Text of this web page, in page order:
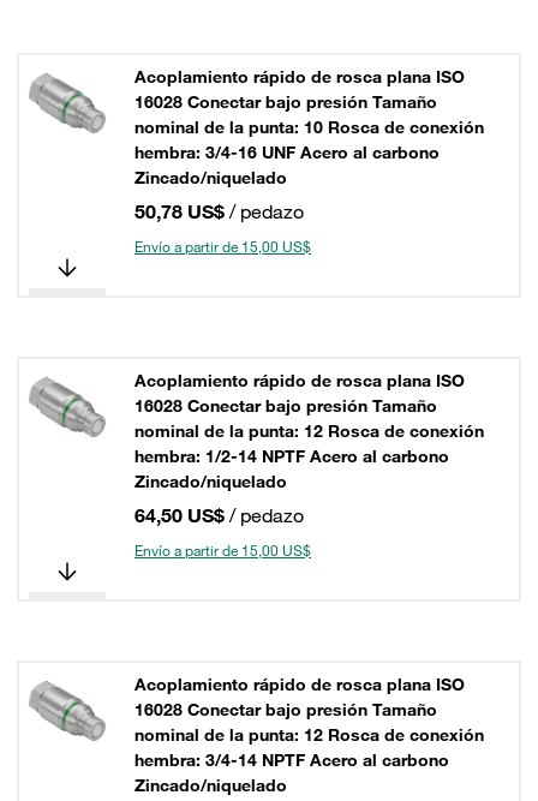
Acoplamiento rápido de rosca plana ISO
16028 Conectar bajo presión Tamaño
nominal de la punta: 10 Rosca de conexión
hembra: 3/4-16 UNF Acero al carbono
Zincado/niquelado
50,78 US$ / pedazo
Envío a partir de 15,00 US$
Acoplamiento rápido de rosca plana ISO
16028 Conectar bajo presión Tamaño
nominal de la punta: 12 Rosca de conexión
hembra: 1/2-14 NPTF Acero al carbono
Zincado/niquelado
64,50 US$ / pedazo
Envío a partir de 15,00 US$
Acoplamiento rápido de rosca plana ISO
16028 Conectar bajo presión Tamaño
nominal de la punta: 12 Rosca de conexión
hembra: 3/4-14 NPTF Acero al carbono
Zincado/niquelado